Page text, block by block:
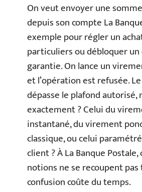
On veut envoyer une
depuis son compte La
exemple pour régler un
particuliers ou débloquer
garantie. On lance un
et l’opération est refusée.
dépasse le plafond autorisé,
exactement ? Celui du
instantané, du virement
classique, ou celui
client ? À La Banque
notions ne se recoupent
confusion coûte du temps.